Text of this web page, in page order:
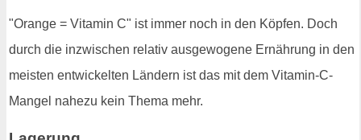
"Orange = Vitamin C" ist immer noch in den Köpfen. Doch
durch die inzwischen relativ ausgewogene Ernährung in den
meisten entwickelten Ländern ist das mit dem Vitamin-C-
Mangel nahezu kein Thema mehr.